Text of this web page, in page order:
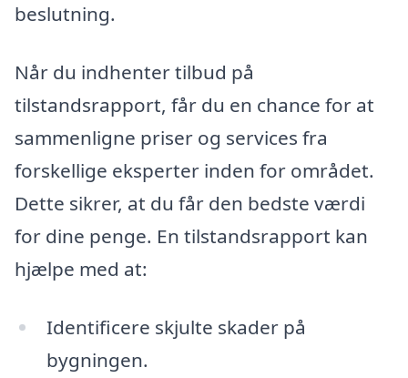
beslutning.
Når du indhenter tilbud på
tilstandsrapport, får du en chance for at
sammenligne priser og services fra
forskellige eksperter inden for området.
Dette sikrer, at du får den bedste værdi
for dine penge. En tilstandsrapport kan
hjælpe med at:
Identificere skjulte skader på
bygningen.